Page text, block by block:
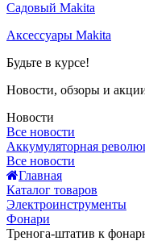
Садовый Makita
Аксессуары Makita
Будьте в курсе!
Новости, обзоры и
Новости
Все новости
Аккумуляторная
Все новости
Главная
Каталог товаров
Электроинструменты
Фонари
Тренога-штатив к